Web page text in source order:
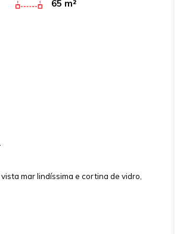
65 m²
mar lindíssima e cortina de vidro,